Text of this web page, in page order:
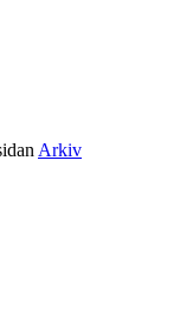
Arkiv